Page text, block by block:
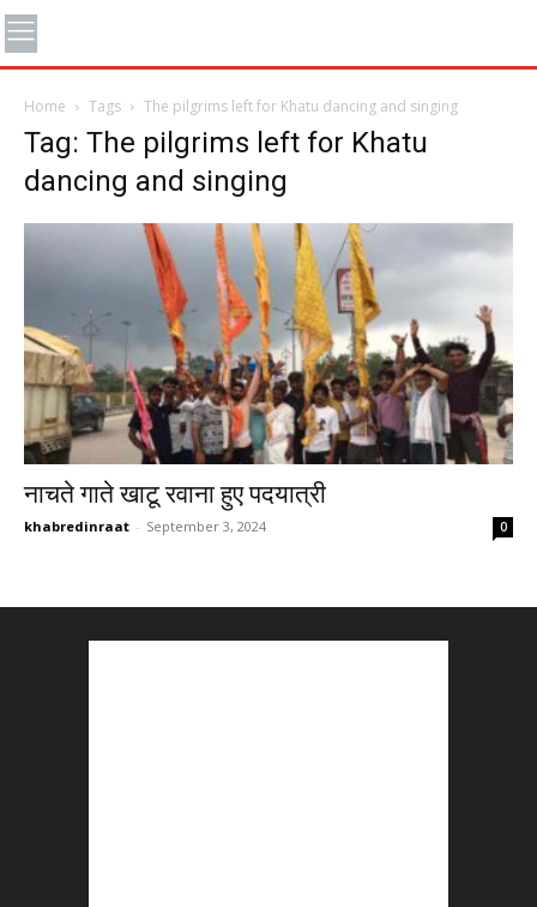
Home Tags The pilgrims left for Khatu dancing and singing
Tag: The pilgrims left for Khatu
dancing and singing
नाचते गाते खाटू रवाना हुए पदयात्री
khabredinraat - September 3, 2024 0